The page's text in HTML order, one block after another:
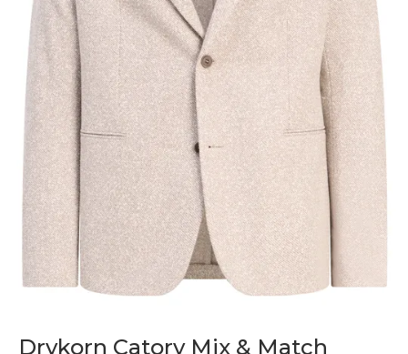
Drykorn Catory Mix & Match